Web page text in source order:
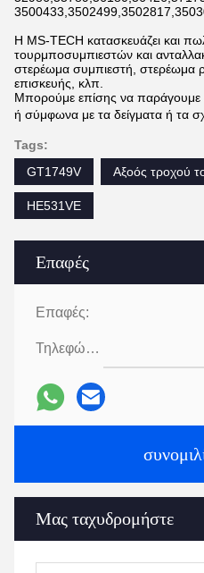
Επαφές
Επαφές:
Τηλεφώνημα:
Μας ταχυδρομήστε
Η MS-TECH κατασκευάζει και
τουρμποσυμπιεστών και
στερέωμα συμπιεστή, στερέωμα
επισκευής, κλπ.
Μπορούμε επίσης να
ή σύμφωνα με τα δείγματα ή τα
Tags:
GT1749V
Αξοός τροχού
HE531VE